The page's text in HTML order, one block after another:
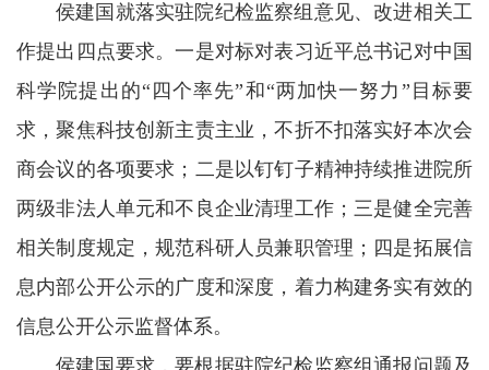
侯建国就落实驻院纪检监察组意见、改进相关工
作提出四点要求。一是对标对表习近平总书记对中国
科学院提出的“四个率先”和“两加快一努力”目标要
求，聚焦科技创新主责主业，不折不扣落实好本次会
商会议的各项要求；二是以钉钉子精神持续推进院所
两级非法人单元和不良企业清理工作；三是健全完善
相关制度规定，规范科研人员兼职管理；四是拓展信
息内部公开公示的广度和深度，着力构建务实有效的
信息公开公示监督体系。